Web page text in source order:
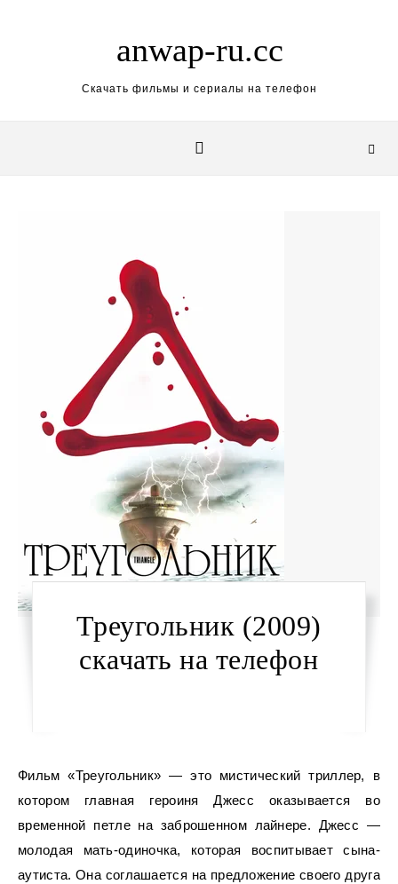
anwap-ru.cc
Скачать фильмы и сериалы на телефон
Треугольник (2009)
скачать на телефон
Фильм «Треугольник» — это мистический триллер, в
котором главная героиня Джесс оказывается во
временной петле на заброшенном лайнере. Джесс —
молодая мать-одиночка, которая воспитывает сына-
аутиста. Она соглашается на предложение своего друга